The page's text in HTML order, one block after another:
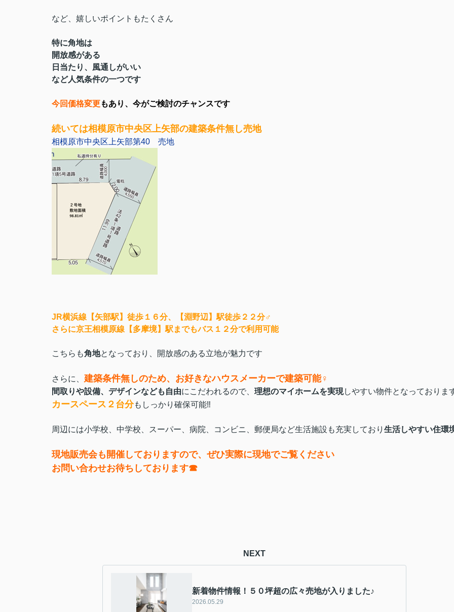
など、嬉しいポイントもたくさん
特に角地は
開放感がある
日当たり、風通しがいい
など人気条件の一つです
今回価格変更もあり、今がご検討のチャンスです
続いては相模原市中央区上矢部の建築条件無し売地
相模原市中央区上矢部第40 売地
JR横浜線【矢部駅】徒歩１６分、【淵野辺】駅徒歩２２分‍♂️
さらに京王相模原線【多摩境】駅までもバス１２分で利用可能
こちらも角地となっており、開放感のある立地が魅力です
さらに、 建築条件無しのため、お好きなハウスメーカーで建築可能‍♀️
間取りや設備、デザインなども自由にこだわれるので、 理想のマイホームを実現しやすい物件となっておりま
カースペース２台分もしっかり確保可能‼️
周辺には小学校、中学校、スーパー、病院、コンビニ、郵便局など生活施設も充実しており 生活しやすい住環
現地販売会も開催しておりますので、ぜひ実際に現地でご覧ください
お問い合わせお待ちしております☎
NEXT
新着物件情報！５０坪超の広々売地が入りました♪
2026.05.29